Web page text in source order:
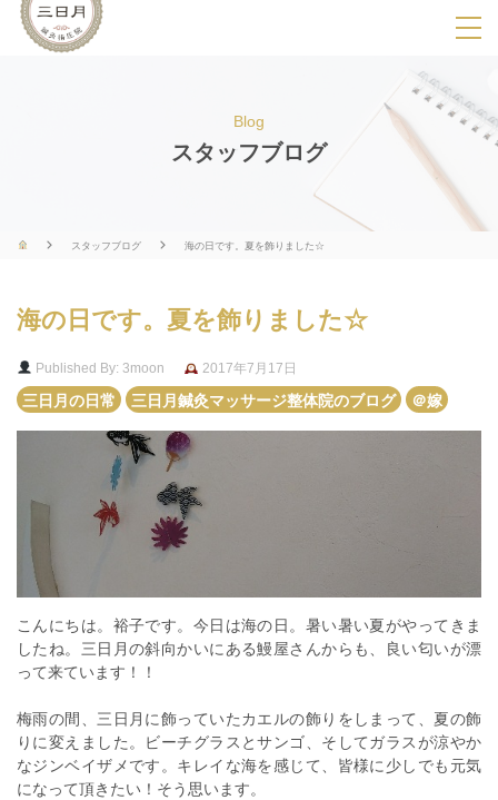
SPメニ
ー
展
用
ボ
Blog
スタッフブログ
スタッフブログ 海の日です。夏を飾りました☆
海の日です。夏を飾りました☆
Published By: 3moon
2017年7月17日
三日月の日常
三日月鍼灸マッサージ整体院のブログ ＠嫁
こんにちは。裕子です。今日は海の日。暑い暑い夏がやってきま
したね。三日月の斜向かいにある鰻屋さんからも、良い匂いが漂
って来ています！！
梅雨の間、三日月に飾っていたカエルの飾りをしまって、夏の飾
りに変えました。ビーチグラスとサンゴ、そしてガラスが涼やか
なジンベイザメです。キレイな海を感じて、皆様に少しでも元気
になって頂きたい！そう思います。